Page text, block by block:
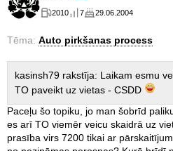
2010 7 29.06.2004
Tēma: Auto pirkšanas process
kasinsh79 rakstīja: Laikam esmu
TO paveikt uz vietas - CSDD
Paceļu šo topiku, jo man šobrīd
es arī TO viemēr veicu skaidrā uz
prasība virs 7200 tikai ar